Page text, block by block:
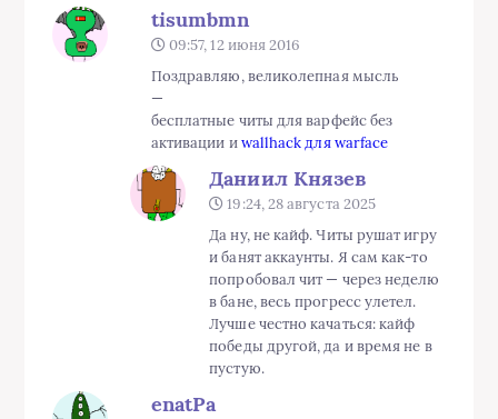
tisumbmn
09:57, 12 июня 2016
Поздравляю, великолепная мысль
—
бесплатные читы для варфейс без
активации иwallhack для warface
Даниил Князев
19:24, 28 августа 2025
Да ну, не кайф. Читы рушат игру
и банят аккаунты. Я сам как-то
попробовал чит — через неделю
в бане, весь прогресс улетел.
Лучше честно качаться: кайф
победы другой, да и время не в
пустую.
enatPa